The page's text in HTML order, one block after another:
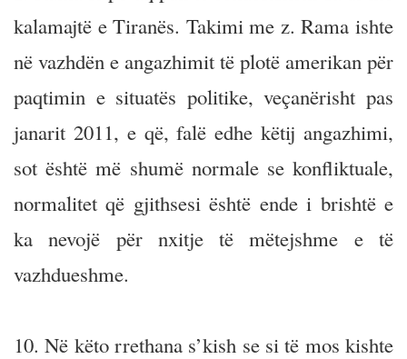
kalamajtë e Tiranës. Takimi me z. Rama ishte
në vazhdën e angazhimit të plotë amerikan për
paqtimin e situatës politike, veçanërisht pas
janarit 2011, e që, falë edhe këtij angazhimi,
sot është më shumë normale se konfliktuale,
normalitet që gjithsesi është ende i brishtë e
ka nevojë për nxitje të mëtejshme e të
vazhdueshme.
10. Në këto rrethana s’kish se si të mos kishte